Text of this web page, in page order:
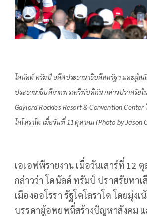
โดนัลด์ ทรัมป์ อดีตประธานาธิบดีสหรัฐฯ และผู้ส
ประธานาธิบดีจากพรรครีพับลิกัน กล่าวปราศรัยใ
Gaylord Rockies Resort & Convention Center
โคโลราโด เมื่อวันที่ 11 ตุลาคม (Photo by Jason
เอเอฟพีรายงาน เมื่อวันเสาร์ที่ 12
กล่าวว่า โดนัลด์ ทรัมป์ ปราศรัยหาเ
เมืองออโรรา รัฐโคโลราโด โดยมุ่ง
บรรดาผู้อพยพที่สร้างปัญหาสังคม แ